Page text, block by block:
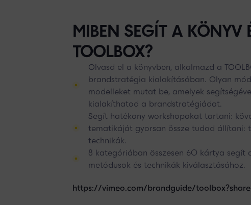
MIBEN SEGÍT A KÖNYV
TOOLBOX?
Olvasd el a könyvben, alkalmazd a
brandstratégia kialakításában. Olyan
modelleket mutat be, amelyek
kialakíthatod a brandstratégiádat.
Segít hatékony workshopokat tartani:
tematikáját gyorsan össze tudod állítani:
technikák.
8 kategóriában összesen 60 kártya segít
metódusok és technikák kiválasztásához.
https://vimeo.com/brandguide/